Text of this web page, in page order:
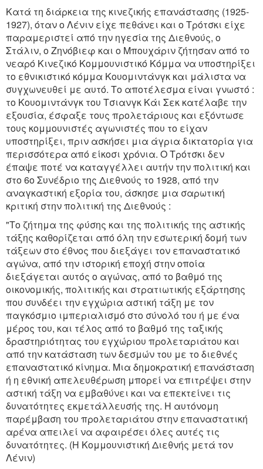
Κατά τη διάρκεια της κινεζικής επανάστασης (1925-
1927), όταν ο Λένιν είχε πεθάνει και ο Τρότσκι είχε
παραμεριστεί από την ηγεσία της Διεθνούς, ο
Στάλιν, ο Ζηνόβιεφ και ο Μπουχάριν ζήτησαν από το
νεαρό Κινεζικό Κομμουνιστικό Κόμμα να υποστηρίξει
το εθνικιστικό κόμμα Κουομιντάνγκ και μάλιστα να
συγχωνευθεί με αυτό. Το αποτέλεσμα είναι γνωστό :
το Κουομιντάνγκ του Τσιανγκ Κάι Σεκ κατέλαβε την
εξουσία, έσφαξε τους προλετάριους και εξόντωσε
τους κομμουνιστές αγωνιστές που το είχαν
υποστηρίξει, πριν ασκήσει μια άγρια δικτατορία για
περισσότερα από είκοσι χρόνια. Ο Τρότσκι δεν
έπαψε ποτέ να καταγγέλλει αυτήν την πολιτική και
στο 6ο Συνέδριο της Διεθνούς το 1928, από την
αναγκαστική εξορία του, άσκησε μια σαρωτική
κριτική στην πολιτική της Διεθνούς :
"Το ζήτημα της φύσης και της πολιτικής της αστικής
τάξης καθορίζεται από όλη την εσωτερική δομή των
τάξεων στο έθνος που διεξάγει τον επαναστατικό
αγώνα, από την ιστορική εποχή στην οποία
διεξάγεται αυτός ο αγώνας, από το βαθμό της
οικονομικής, πολιτικής και στρατιωτικής εξάρτησης
που συνδέει την εγχώρια αστική τάξη με τον
παγκόσμιο ιμπεριαλισμό στο σύνολό του ή με ένα
μέρος του, και τέλος από το βαθμό της ταξικής
δραστηριότητας του εγχώριου προλεταριάτου και
από την κατάσταση των δεσμών του με το διεθνές
επαναστατικό κίνημα. Μια δημοκρατική επανάσταση
ή η εθνική απελευθέρωση μπορεί να επιτρέψει στην
αστική τάξη να εμβαθύνει και να επεκτείνει τις
δυνατότητες εκμετάλλευσής της. Η αυτόνομη
παρέμβαση του προλεταριάτου στην επαναστατική
αρένα απειλεί να αφαιρέσει όλες αυτές τις
δυνατότητες. (Η Κομμουνιστική Διεθνής μετά τον
Λένιν)